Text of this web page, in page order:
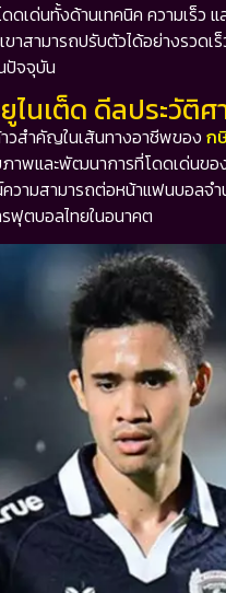
ด่นทั้งด้านเทคนิค ความเร็ว แ
สามารถปรับตัวได้อย่างรวด
ปัจจุบัน
ไนเต็ด ดีลประวัติ
วสำคัญในเส้นทางอาชีพของ ก
พและพัฒนาการที่โดดเด่นขอ
วามสามารถต่อหน้าแฟนบอล
ฟุตบอลไทยในอนาคต